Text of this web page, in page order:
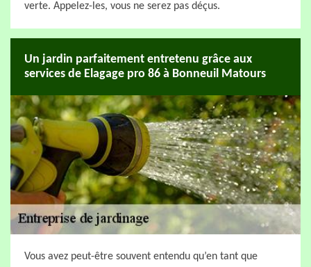
verte. Appelez-les, vous ne serez pas déçus.
Un jardin parfaitement entretenu grâce aux
services de Elagage pro 86 à Bonneuil Matours
Vous avez peut-être souvent entendu qu’en tant que